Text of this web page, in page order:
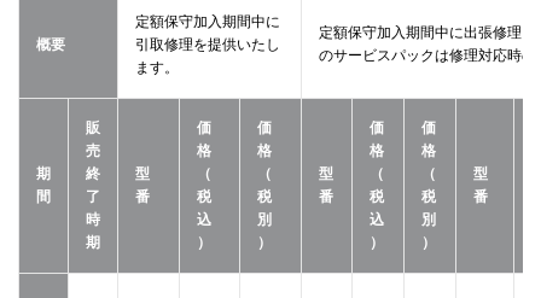
概要
定額保守加入期間中に
引取修理を提供いたし
ます。
定額保守加入期間中に出張修理
のサービスパックは修理対応時
期
間
販
売
終
了
時
期
型
番
価
格
（
税
込
）
価
格
（
税
別
）
型
番
価
格
（
税
込
）
価
格
（
税
別
）
型
番